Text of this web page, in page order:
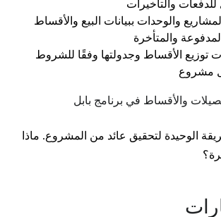
والتأخيرات
والوحدات ببيانات البيع والأقساط
والمتأخرة
توزيع الأقساط وجدولتها وفقًا للشروط
مشروع
الوحيدة لتحقيق عائد من المشروع. ماذا